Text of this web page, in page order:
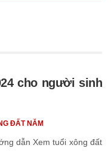
cho người sinh
dẫn Xem tuổi xông đất
ĐẤT NĂM